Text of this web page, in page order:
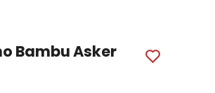
Bambu Asker